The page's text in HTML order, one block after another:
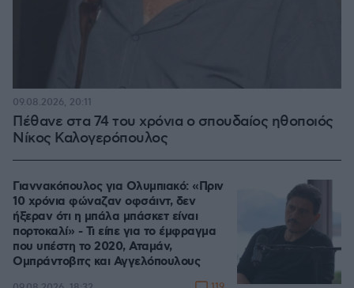
Πέθανε στα 74 του χρόνια ο σπουδαίος ηθοποιός
Νίκος Καλογερόπουλος
09.08.2026, 20:11
Γιαννακόπουλος για Ολυμπιακό: «Πριν
10 χρόνια φώναζαν οφσάιντ, δεν
ήξεραν ότι η μπάλα μπάσκετ είναι
πορτοκαλί» - Τι είπε για το έμφραγμα
που υπέστη το 2020, Αταμάν,
Ομπράντοβιτς και Αγγελόπουλους